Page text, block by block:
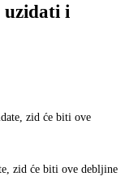
uzidati i
zid će biti ove debljine